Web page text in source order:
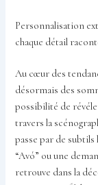
Personnalisation
chaque détail
Au cœur des
désormais des
possibilité de
travers la
passe par de
“Avó” ou une
retrouve dans la